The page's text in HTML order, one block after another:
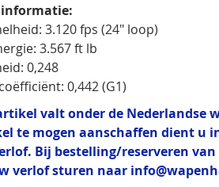
3.120 fps (24" loop)
3.567 ft lb
0,248
0,442 (G1)
valt onder de Nederlandse
te mogen aanschaffen dient u
Bij bestelling/reserveren
verlof sturen naar